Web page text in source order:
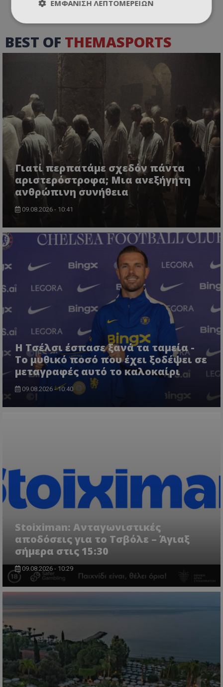
BEST OF THEMASPORTS
Γιατί περπατάμε σχεδόν πάντα
αριστερόστροφα; Μια ανεξήγητη
ανθρώπινη συνήθεια
09.08.2026 - 10:41
Η Τσέλσι έσπασε ξανά τα ταμεία -
Το μυθικό ποσό που έχει ξοδέψει σε
μεταγραφές αυτό το καλοκαίρι
09.08.2026 - 10:40
Stoiximan: Ανταγωνιστικές
αποδόσεις για το Τσβόλε – Άγιαξ
σήμερα στις 15:30
09.08.2026 - 10:29
ΕΜΦΆΝΙΣΗ ΛΕΠΤΟΜΕΡΕΙΏΝ